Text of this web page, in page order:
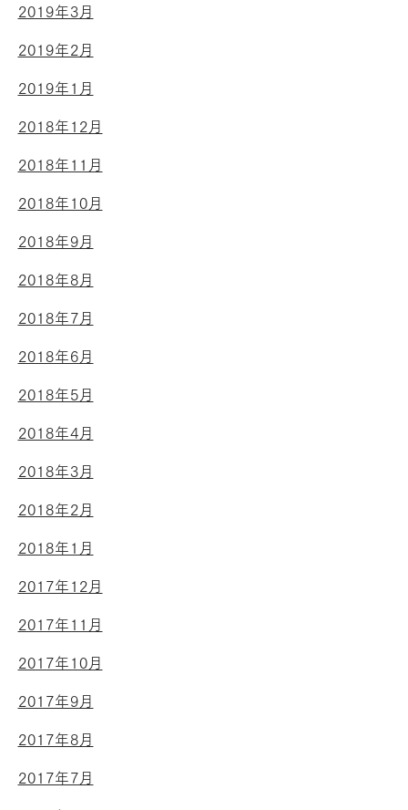
2019年3月
2019年2月
2019年1月
2018年12月
2018年11月
2018年10月
2018年9月
2018年8月
2018年7月
2018年6月
2018年5月
2018年4月
2018年3月
2018年2月
2018年1月
2017年12月
2017年11月
2017年10月
2017年9月
2017年8月
2017年7月